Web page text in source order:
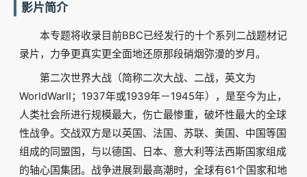
影片简介
本专题将收录目前BBC已经发行的十个系列二战题材记
录片，力争更真实更全面地还原那段硝烟弥漫的岁月。
第二次世界大战（简称二次大战、二战，英文为
WorldWarII；1937年或1939年－1945年），是至今为止，
人类社会所进行规模最大，伤亡最惨重，破坏性最大的全球
性战争。交战双方是以英国、法国、苏联、美国、中国等国
组成的同盟国，与以德国、日本、意大利等法西斯国家组成
的轴心国集团。战争进展到最高潮时，全球有61个国家和地